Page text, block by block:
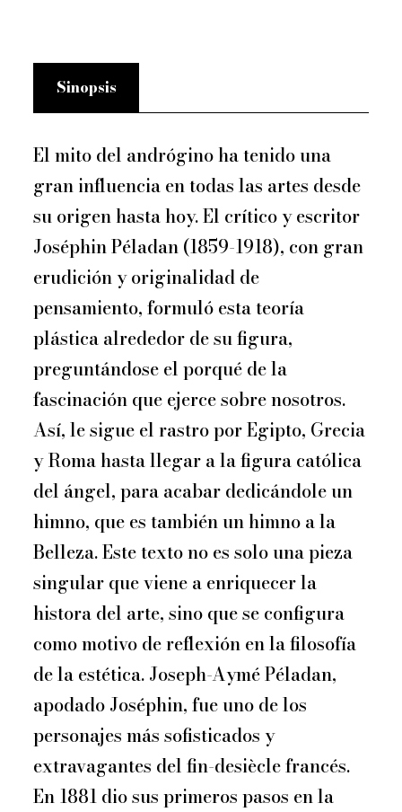
Sinopsis
El mito del andrógino ha tenido una
gran influencia en todas las artes desde
su origen hasta hoy. El crítico y escritor
Joséphin Péladan (1859-1918), con gran
erudición y originalidad de
pensamiento, formuló esta teoría
plástica alrededor de su figura,
preguntándose el porqué de la
fascinación que ejerce sobre nosotros.
Así, le sigue el rastro por Egipto, Grecia
y Roma hasta llegar a la figura católica
del ángel, para acabar dedicándole un
himno, que es también un himno a la
Belleza. Este texto no es solo una pieza
singular que viene a enriquecer la
histora del arte, sino que se configura
como motivo de reflexión en la filosofía
de la estética. Joseph-Aymé Péladan,
apodado Joséphin, fue uno de los
personajes más sofisticados y
extravagantes del fin-desiècle francés.
En 1881 dio sus primeros pasos en la